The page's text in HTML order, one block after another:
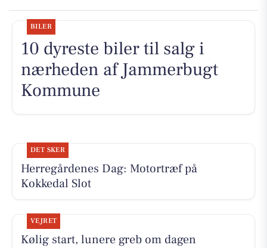
BILER
10 dyreste biler til salg i
nærheden af Jammerbugt
Kommune
DET SKER
Herregårdenes Dag: Motortræf på
Kokkedal Slot
VEJRET
Kølig start, lunere greb om dagen